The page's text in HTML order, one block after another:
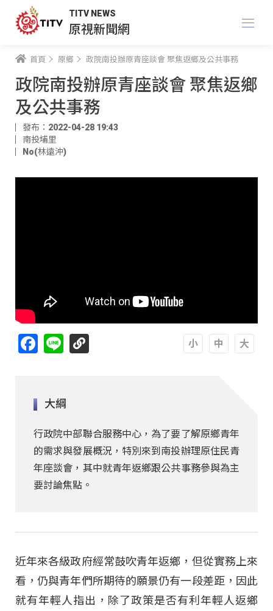
TITV NEWS
原視新聞網
首頁 原鄉 政院南投辦原青座談會 聚焦返鄉及公共事務
政院南投辦原青座談會 聚焦返鄉
及公共事務
發布：2022-04-28 19:43
南投埔里
No(林遠沖)
Facebook
Line
大綱
行政院中部聯合服務中心，為了要了解原鄉青年
的需求與發展概況，特別來到南投辦理原住民青
年座談會，其中就青年返鄉跟公共事務參與為主
要討論焦點。
近年來各級政府經常鼓吹青年返鄉，但從實務上來
看，仍與青年們所期待的願景仍有一段差距，因此
就有年輕人指出，除了政策是否有利年輕人返鄉